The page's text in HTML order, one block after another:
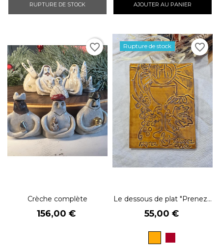
RUPTURE DE STOCK AJOUTER AU PANIER
Crèche complète
Prix
156,00 €
favorite_border
Le dessous de plat "Prenez...
Prix
55,00 €
Ambre
Rupture de stock favorite_border